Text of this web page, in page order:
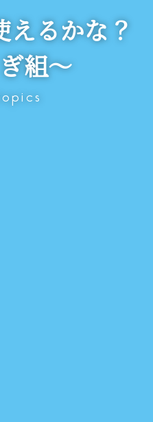
えるかな？
組～